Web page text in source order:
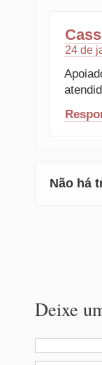
24 de
Não há
Deixe